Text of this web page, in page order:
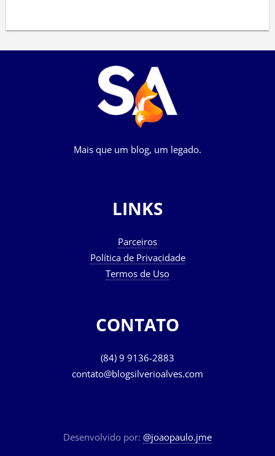
Mais que um blog, um legado.
LINKS
Parceiros
Política de Privacidade
Termos de Uso
CONTATO
(84) 9 9136-2883
contato@blogsilverioalves.com
Desenvolvido por: @joaopaulo.jme